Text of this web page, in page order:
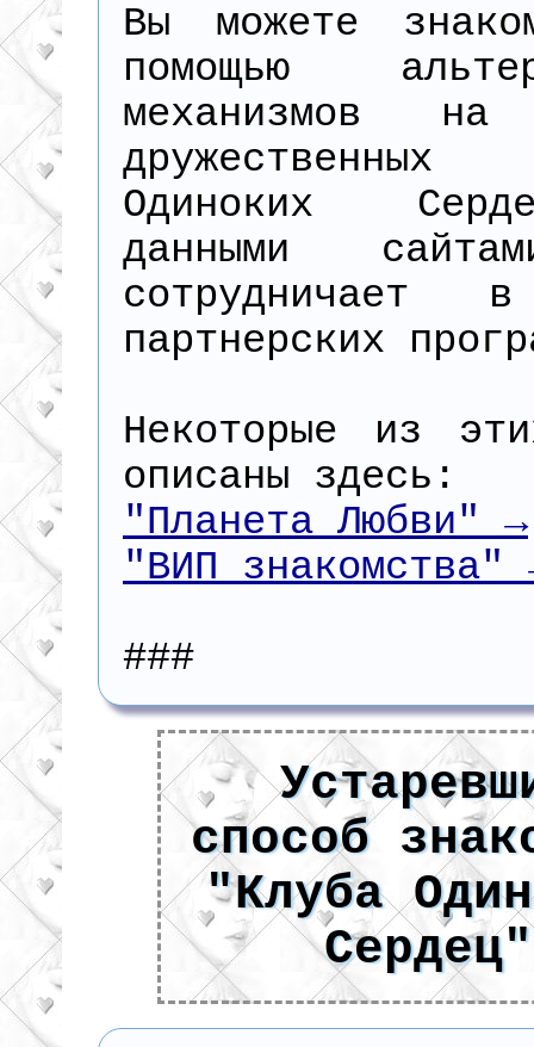
Вы можете
помощью
механизмов на
Одиноких
данными
сотрудничает
партнерских
Некоторые из
описаны здесь:
"Планета Любви" →
"ВИП знакомства"
###
способ
"Клуба
Сердец"